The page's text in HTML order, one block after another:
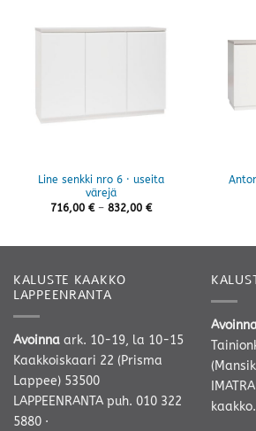
Line senkki nro 6 · useita
värejä
716,00 € – 832,00 €Hintaluokka:
KALUSTE KAAKKO
LAPPEENRANTA
Avoinna ark. 10-19, la 10-15
Kaakkoiskaari 22 (Prisma
Lappee) 53500
LAPPEENRANTA puh. 010 322
5880 ·
IMATRA